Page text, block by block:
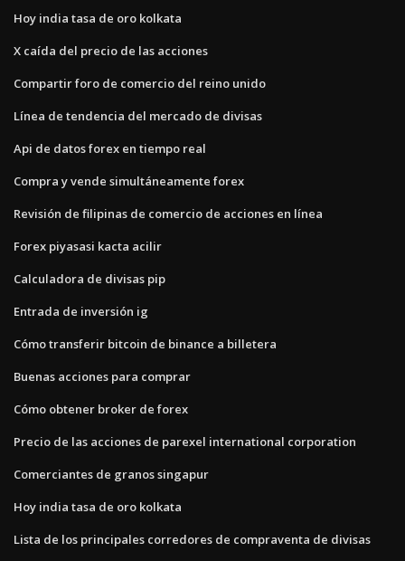
Hoy india tasa de oro kolkata
X caída del precio de las acciones
Compartir foro de comercio del reino unido
Línea de tendencia del mercado de divisas
Api de datos forex en tiempo real
Compra y vende simultáneamente forex
Revisión de filipinas de comercio de acciones en línea
Forex piyasasi kacta acilir
Calculadora de divisas pip
Entrada de inversión ig
Cómo transferir bitcoin de binance a billetera
Buenas acciones para comprar
Cómo obtener broker de forex
Precio de las acciones de parexel international corporation
Comerciantes de granos singapur
Hoy india tasa de oro kolkata
Lista de los principales corredores de compraventa de divisas